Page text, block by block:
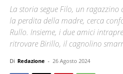
La storia segue Filo, un
la perdita della madre, cerca
Rullo. Insieme, i due amici
ritrovare Birillo, il cagnolino
Di Redazione - 26 Agosto 2024